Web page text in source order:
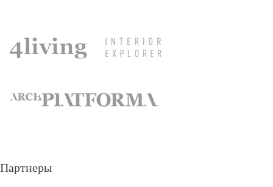
Партнеры